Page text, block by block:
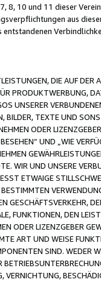
8, 10 und 11 dieser
aus
DIE AUF
PRODUKTWERBUNG,
UNSERER
TEXTE UND
ODER
UND „WIE
WIR UND UNSERE
ETWAIGE
FUNKTIONEN, DEN
ODER LIZENZGEBER
ART UND WEISE
SIND. WEDER